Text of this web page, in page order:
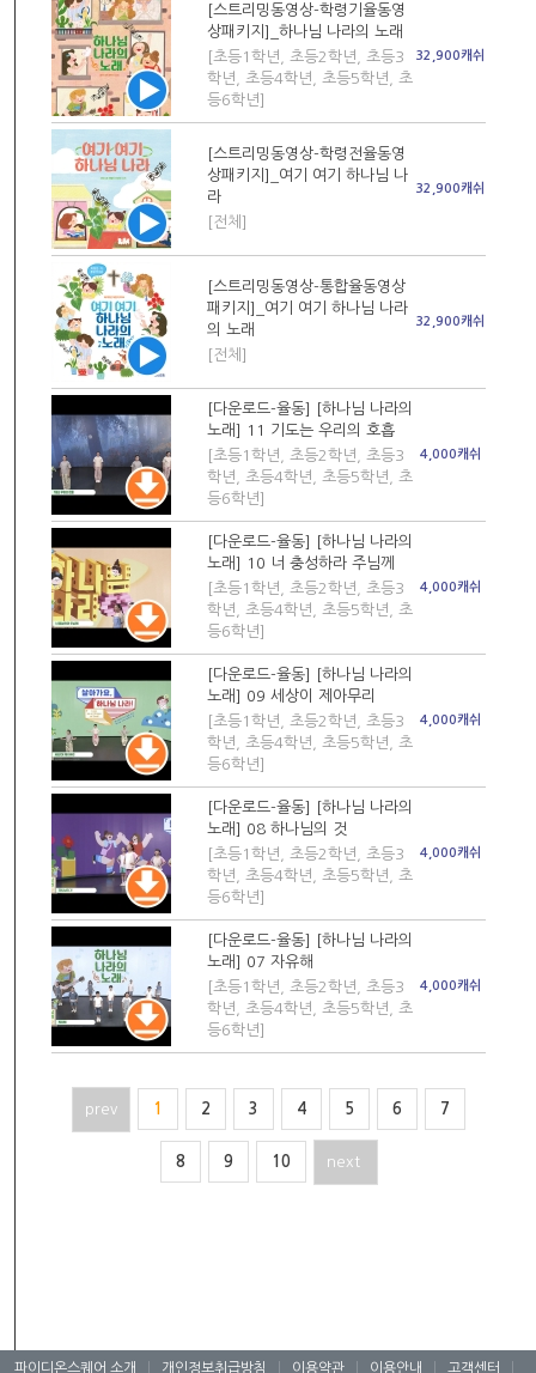
[스트리밍동영상-학령기율동영
상패키지]_하나님 나라의 노래
[초등1학년, 초등2학년, 초등3
학년, 초등4학년, 초등5학년, 초
등6학년]
32,900캐쉬
[스트리밍동영상-학령전율동영
상패키지]_여기 여기 하나님 나
라
[전체]
32,900캐쉬
[스트리밍동영상-통합율동영상
패키지]_여기 여기 하나님 나라
의 노래
[전체]
32,900캐쉬
[다운로드-율동] [하나님 나라의
노래] 11 기도는 우리의 호흡
[초등1학년, 초등2학년, 초등3
학년, 초등4학년, 초등5학년, 초
등6학년]
4,000캐쉬
[다운로드-율동] [하나님 나라의
노래] 10 너 충성하라 주님께
[초등1학년, 초등2학년, 초등3
학년, 초등4학년, 초등5학년, 초
등6학년]
4,000캐쉬
[다운로드-율동] [하나님 나라의
노래] 09 세상이 제아무리
[초등1학년, 초등2학년, 초등3
학년, 초등4학년, 초등5학년, 초
등6학년]
4,000캐쉬
[다운로드-율동] [하나님 나라의
노래] 08 하나님의 것
[초등1학년, 초등2학년, 초등3
학년, 초등4학년, 초등5학년, 초
등6학년]
4,000캐쉬
[다운로드-율동] [하나님 나라의
노래] 07 자유해
[초등1학년, 초등2학년, 초등3
학년, 초등4학년, 초등5학년, 초
등6학년]
4,000캐쉬
prev 1 2 3 4 5 6 7
8 9 10 next
파이디온스퀘어 소개 개인정보취급방침 이용약관 이용안내 고객센터